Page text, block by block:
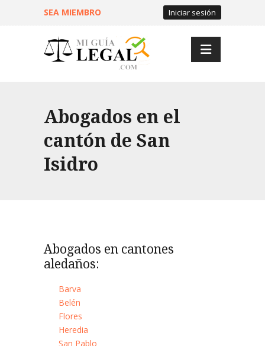
SEA MIEMBRO Iniciar sesión
Abogados en el
cantón de San
Isidro
Abogados en cantones
aledaños:
Barva
Belén
Flores
Heredia
San Pablo